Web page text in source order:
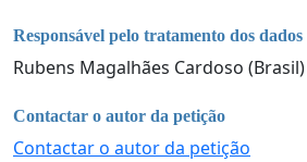
Responsável pelo tratamento dos dados
Rubens Magalhães Cardoso (Brasil)
Contactar o autor da petição
Contactar o autor da petição